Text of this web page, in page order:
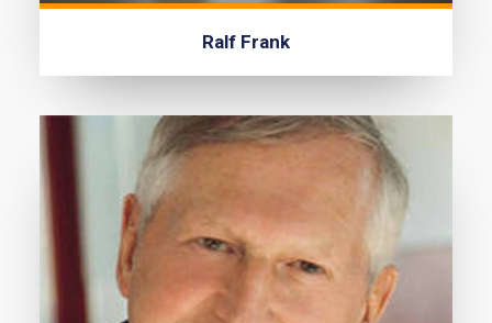
Ralf Frank